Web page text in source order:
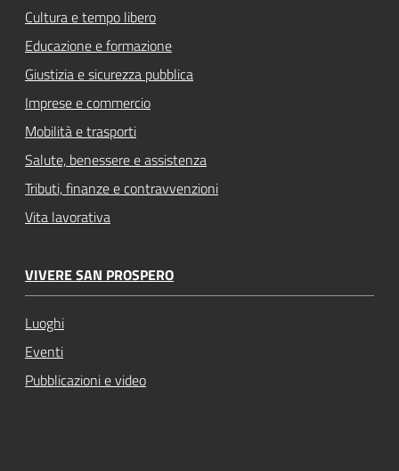
Cultura e tempo libero
Educazione e formazione
Giustizia e sicurezza pubblica
Imprese e commercio
Mobilità e trasporti
Salute, benessere e assistenza
Tributi, finanze e contravvenzioni
Vita lavorativa
VIVERE SAN PROSPERO
Luoghi
Eventi
Pubblicazioni e video